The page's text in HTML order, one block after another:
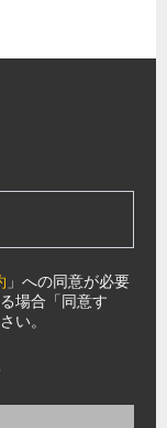
」への同意が必要
場合「同意す
い。